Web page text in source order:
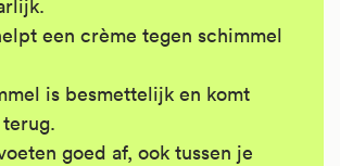
een crème tegen schimmel
is besmettelijk en komt
goed af, ook tussen je